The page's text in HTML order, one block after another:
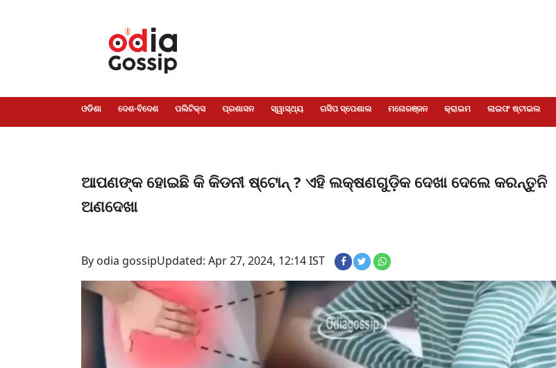
ଓଡିଶା ଦେଶ-ବିଦେଶ ପଲିଟିକ୍ସ ପ୍ରଶାସନ ସ୍ୱାସ୍ଥ୍ୟ ଗସିପ ସ୍ପେଶାଲ ମନୋରଞ୍ଜନ କ୍ରାଇମ ଲାଇଫ ଷ୍ଟାଇଲ
ଆପଣଙ୍କ ହୋଇଛି କି କିଡନୀ ଷ୍ଟୋନ୍ ? ଏହି ଲକ୍ଷଣଗୁଡ଼ିକ ଦେଖା ଦେଲେ କରନ୍ତୁନି
ଅଣଦେଖା
By odia gossipUpdated: Apr 27, 2024, 12:14 IST